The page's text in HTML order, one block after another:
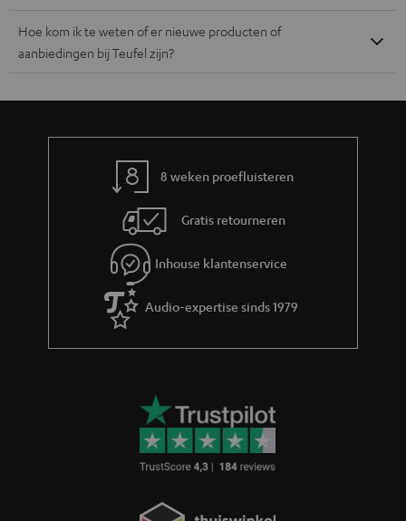
Hoe kom ik te weten of er nieuwe producten of
aanbiedingen bij Teufel zijn?
8 weken proefluisteren
Gratis retourneren
Inhouse klantenservice
Audio-expertise sinds 1979